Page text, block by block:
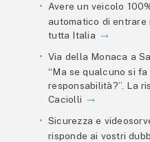
Avere un veicolo
automatico di
tutta Italia
Via della Monaca a
“Ma se qualcuno si
responsabilità?”. La
Caciolli
Sicurezza e
risponde ai vostri